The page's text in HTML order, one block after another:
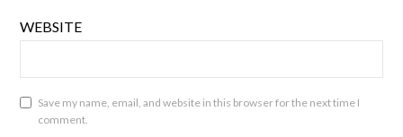
WEBSITE
Save my name, email, and website in this browser for the next time I
comment.